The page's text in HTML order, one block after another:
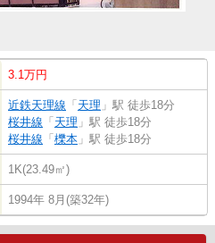
3.1万円
近鉄天理線 「 天理 」駅 徒歩18分
桜井線 「 天理 」駅 徒歩18分
桜井線 「 櫟本 」駅 徒歩18分
1K(23.49㎡)
1994年 8月(築32年)